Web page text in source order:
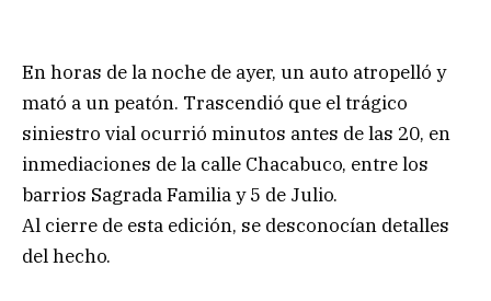
En horas de la noche de ayer, un auto atropelló y
mató a un peatón. Trascendió que el trágico
siniestro vial ocurrió minutos antes de las 20, en
inmediaciones de la calle Chacabuco, entre los
barrios Sagrada Familia y 5 de Julio.
Al cierre de esta edición, se desconocían detalles
del hecho.